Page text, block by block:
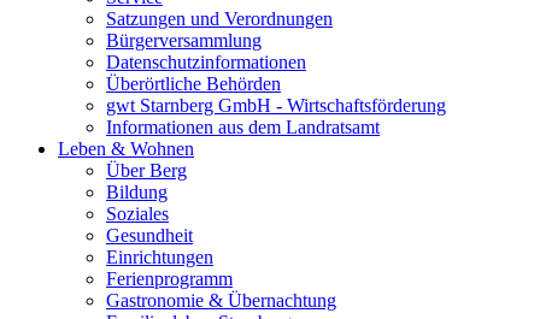
Satzungen und Verordnungen
Bürgerversammlung
Datenschutzinformationen
Überörtliche Behörden
gwt Starnberg GmbH - Wirtschaftsförderung
Informationen aus dem Landratsamt
Leben & Wohnen
Über Berg
Bildung
Soziales
Gesundheit
Einrichtungen
Ferienprogramm
Gastronomie & Übernachtung